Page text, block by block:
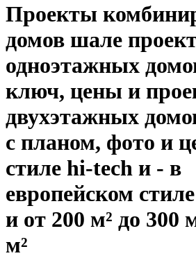
Проекты
домов шале
одноэтажных
ключ, цены и
двухэтажных
с планом, фото и
стиле hi-tech и - в
европейском
и от 200 м² до 300
м²